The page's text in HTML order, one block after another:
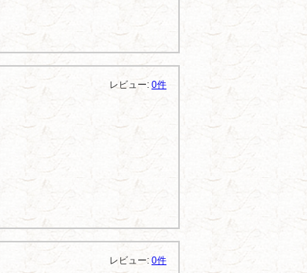
レビュー: 0件
レビュー: 0件